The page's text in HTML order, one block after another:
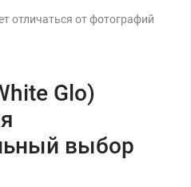
отличаться от фотографий
Glo)
выбор